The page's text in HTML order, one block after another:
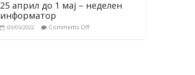
25 април до 1 мај – неделен
информатор
03/05/2022 Comments Off